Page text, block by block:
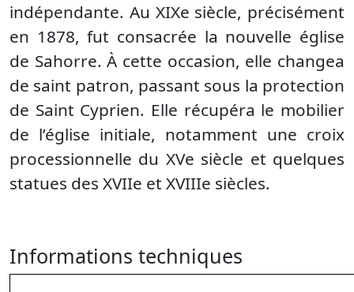
indépendante. Au XIXe siècle, précisément
en 1878, fut consacrée la nouvelle église
de Sahorre. À cette occasion, elle changea
de saint patron, passant sous la protection
de Saint Cyprien. Elle récupéra le mobilier
de l’église initiale, notamment une croix
processionnelle du XVe siècle et quelques
statues des XVIIe et XVIIIe siècles.
Informations techniques